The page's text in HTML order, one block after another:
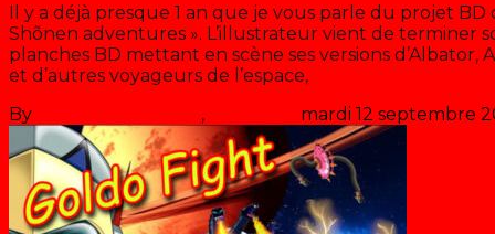
Il y a déjà presque 1 an que je vous parle du projet
Shõnen adventures ». L’illustrateur vient de terminer
planches BD mettant en scène ses versions d’Albator,
et d’autres voyageurs de l’espace,
By
, mardi 12 septembre